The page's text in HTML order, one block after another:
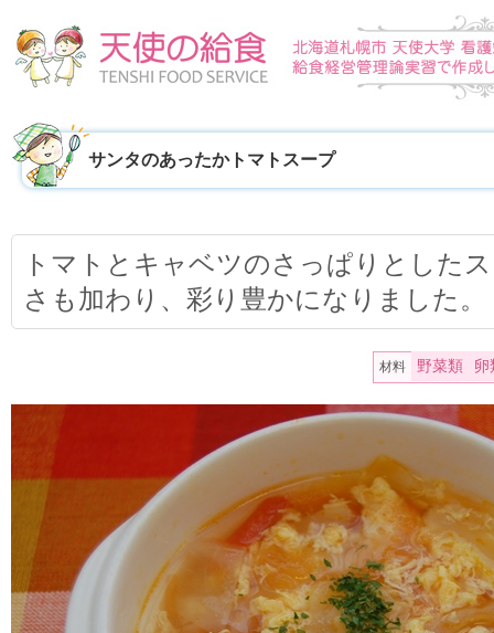
サンタのあったかトマトスープ
トマトとキャベツのさっぱりとした
さも加わり、彩り豊かになりました。
材料 野菜類 卵